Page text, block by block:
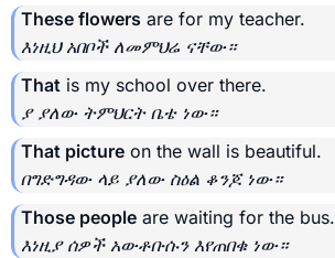
These flowers are for my teacher.
እነዚህ አበቦች ለመምህሬ ናቸው።
That is my school over there.
ያ ያለው ትምህርት ቤቴ ነው።
That picture on the wall is beautiful.
በግድግዳው ላይ ያለው ስዕል ቆንጆ ነው።
Those people are waiting for the bus.
እነዚያ ሰዎች አውቶቡሱን እየጠበቁ ነው።